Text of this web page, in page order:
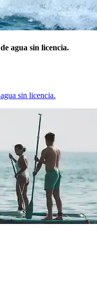
agua sin licencia.
sin licencia.